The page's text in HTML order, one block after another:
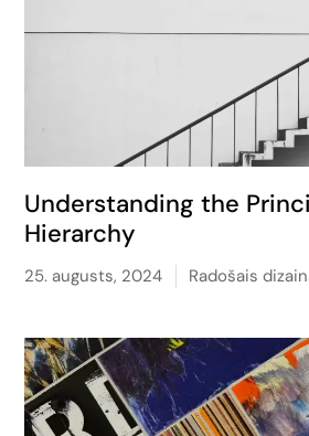
Understanding the
Hierarchy
25. augusts, 2024 Radošais